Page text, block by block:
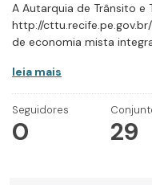
A Autarquia de Trânsito e
http://
de economia mista
leia mais
Seguidores
0 29